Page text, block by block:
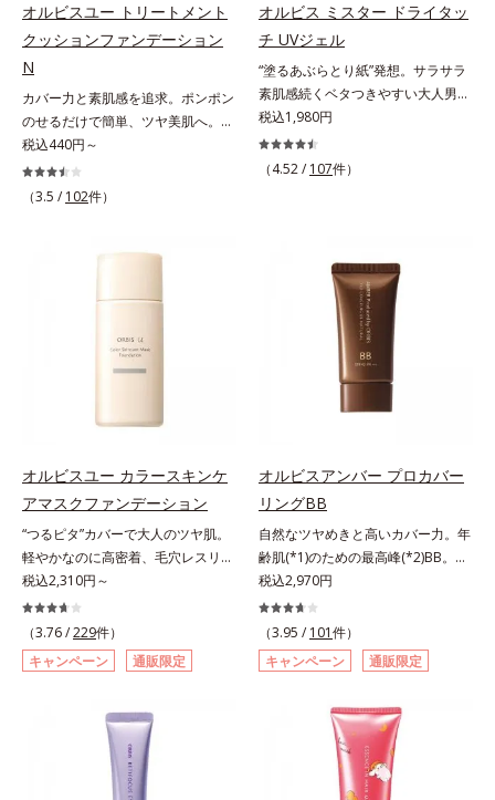
することを防止し、細かい毛穴汚れ
をごっそりするん！角栓溶解オイル
(*4)が詰まりや黒ずみも溶かして、
毛穴の目立ちにくいすべすべ肌に洗
い上げます。大人肌のためのくすみ
(*5)を晴らすアプローチによって圧
立ち(*6)や乾燥によるくすみをケア
し、毎日のメイクが楽しくなる晴れ
成独自の（Ｃ１２－２０）アルキル
ルから、汚れをはね返す水の膜をつ
点、J－GLOBALによる自社調べ）
*2 オルビス内でかつてないオイル
による*6 キメの乱れによる＜使用
量目安＞適量＜使用ステップ＞オル
ビス ザ クレンジング オイル ⇒
洗顔料 ⇒ 化粧水 ⇒ 保湿液
※W洗顔が必要です＜使用方法＞1.
適量（2プッシュ程度）をとり、手
のひら全体にさっと広げます。2.肌
の上で軽くらせんを描くように、メ
イクとよくなじませます。※落ちに
にとり、メイクとしっかりなじませ
てください。3.メイクとなじんだ
ら、水またはぬるま湯でよく洗い流
します。4.その後、洗顔料で洗顔し
計"。見えているシワはもちろん、
自分では気づきにくい死角のシワの
改善にも効果を発揮します。*1 メ
ラニンの生成を抑え、シミ・ソバカ
スを防ぐ*2 ナイアシンアミド（有
トステロール、水（基剤）、
BG（保湿）*3 角層まで*4 K石けん
方との比較*6 ドクダミエキス、シ
クロヘキサンジカルボン酸ビスエト
キシジグリコール（保湿）＜使用量
目安＞パール1粒程度＜ご使用ステ
ップ＞洗顔料 ⇒ 化粧水 ⇒ ザ リン
クルセラム ⇒ 保湿液＜1商品あたり
の使用回数＞通常サイズ：約90回
い情報は商品ページをご覧くださ
い。・BEAUTY夏祭りは、こちら
オルビスユー トリートメント
クッションファンデーション
N
カバー力と素肌感を追求。ポンポン
のせるだけで簡単、ツヤ美肌へ。カ
バー力と素肌感を両立する、簡単ツ
ヤ美肌クッションファンデーション
です。多方向へ光を拡散し、高いソ
との親和性が高いアミノ酸系パウダ
み、厚塗り感なくピタッと密着しま
ムラなどの大人の肌悩みをポンポン
するだけで簡単にカバーし、まるで
な、うるツヤ美肌を演出します。*
良くする仕上がり向上粉体
税込440円～
（3.5 / 102件）
オルビス ミスター ドライタッ
チ UVジェル
“塗るあぶらとり紙”発想。サラサラ
素肌感続くベタつきやすい大人男性
肌のための日焼け止めジェル。メン
ズブランド「オルビス ミスター」
の日焼け止めです。SPF50+・
だけます。高いUVカット力を持つ
アイテムは本来多くのオイルが必要
ですが、オルビス ミスターは少な
いオイル(*1)でも多くのUVカット成
分を抱え込む技術を採用しました。
さらに皮脂吸着パウダー(*2)も配
合。ベタつきにくいみずみずしい使
ようなサラサラ肌が続きます。大人
男性の悩み、シミ(*3)とテカリ(*4)
の両方に応えるアイテムです。*1
自社比較*2 アクリレーツコポリマ
ー配合＝化粧持ち向上成分*3 日焼
けによるシミ予防*4 皮脂吸着によ
るテカリ防止
税込1,980円
（4.52 / 107件）
オルビスユー カラースキンケ
アマスクファンデーション
“つるピタ”カバーで大人のツヤ肌。
軽やかなのに高密着、毛穴レスリキ
ッドファンデ。みずみずしく、とけ
込むように密着カバー毛穴レスでな
めらかな質感美へ導く、リキッドフ
ァンデーション「カバーはしたいけ
ど厚塗り感はイヤ」「素肌がもとも
なお客様の声から誕生した、軽やか
なのにピタッと密着し、肌悩み
を“つるん”と隠すリキッドファンデ
ーションです。年齢とともに増えて
税込2,310円～
（3.76 /229件）
キャンペーン
通販限定
オルビスアンバー プロカバー
リングBB
自然なツヤめきと高いカバー力。年
齢肌(*1)のための最高峰(*2)BB。年
齢肌(*1)のための最高峰(*2)BBクリ
ームです。肌のアラを光でふわりと
とばし、くすみや凹凸も軽やかにカ
バー。さらに厚みのあるテクスチャ
ーが均一にのび広がり、しっかりカ
す。年齢肌による黄ぐすみや血色の
悪さに対応した色設計で、白浮きせ
ずパッと明るい印象を叶えます。こ
れ1本で、日中美容クリーム・日焼
税込2,970円
（3.95 / 101件）
キャンペーン
通販限定